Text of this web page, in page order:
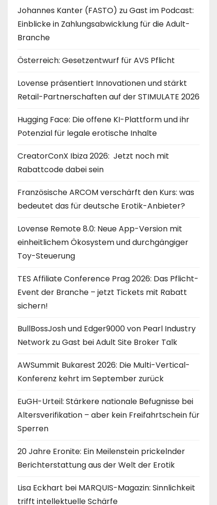
Johannes Kanter (FASTO) zu Gast im Podcast:
Einblicke in Zahlungsabwicklung für die Adult-
Branche
Österreich: Gesetzentwurf für AVS Pflicht
Lovense präsentiert Innovationen und stärkt
Retail-Partnerschaften auf der STIMULATE 2026
Hugging Face: Die offene KI-Plattform und ihr
Potenzial für legale erotische Inhalte
CreatorConX Ibiza 2026: Jetzt noch mit
Rabattcode dabei sein
Französische ARCOM verschärft den Kurs: was
bedeutet das für deutsche Erotik-Anbieter?
Lovense Remote 8.0: Neue App-Version mit
einheitlichem Ökosystem und durchgängiger
Toy-Steuerung
TES Affiliate Conference Prag 2026: Das Pflicht-
Event der Branche – jetzt Tickets mit Rabatt
sichern!
BullBossJosh und Edger9000 von Pearl Industry
Network zu Gast bei Adult Site Broker Talk
AWSummit Bukarest 2026: Die Multi-Vertical-
Konferenz kehrt im September zurück
EuGH-Urteil: Stärkere nationale Befugnisse bei
Altersverifikation – aber kein Freifahrtschein für
Sperren
20 Jahre Eronite: Ein Meilenstein prickelnder
Berichterstattung aus der Welt der Erotik
Lisa Eckhart bei MARQUIS-Magazin: Sinnlichkeit
trifft intellektuelle Schärfe